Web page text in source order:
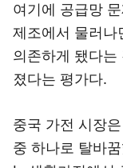
여기에 공급망
제조에서 물러나
의존하게 됐다는
졌다는 평가다.
중국 가전 시장
중 하나로 탈바